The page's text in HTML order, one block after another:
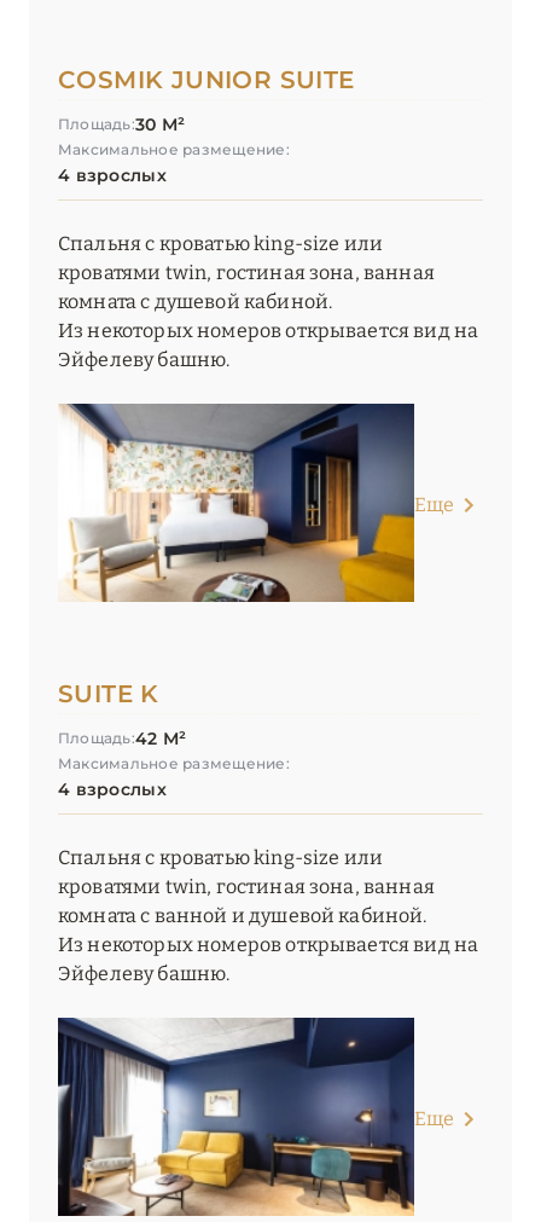
COSMIK JUNIOR SUITE
Площадь:30 М²
Максимальное размещение:
4 взрослых
Спальня с кроватью king-size или
кроватями twin, гостиная зона, ванная
комната с душевой кабиной.
Из некоторых номеров открывается вид на
Эйфелеву башню.
Еще
SUITE K
Площадь:42 М²
Максимальное размещение:
4 взрослых
Спальня с кроватью king-size или
кроватями twin, гостиная зона, ванная
комната с ванной и душевой кабиной.
Из некоторых номеров открывается вид на
Эйфелеву башню.
Еще